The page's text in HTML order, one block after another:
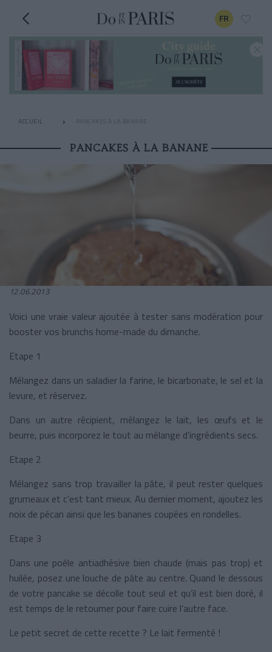
FR
ACCUEIL PANCAKES À LA BANANE
PANCAKES À LA BANANE
12.06.2013
Voici une vraie valeur ajoutée à tester sans modération pour
booster vos brunchs home-made du dimanche.
Etape 1
Mélangez dans un saladier la farine, le bicarbonate, le sel et la
levure, et réservez.
Dans un autre récipient, mélangez le lait, les œufs et le
beurre, puis incorporez le tout au mélange d’ingrédients secs.
Etape 2
Mélangez sans trop travailler la pâte, il peut rester quelques
grumeaux et c’est tant mieux. Au dernier moment, ajoutez les
noix de pécan ainsi que les bananes coupées en rondelles.
Etape 3
Dans une poêle antiadhésive bien chaude (mais pas trop) et
huilée, posez une louche de pâte au centre. Quand le dessous
de votre pancake se décolle tout seul et qu’il est bien doré, il
est temps de le retourner pour faire cuire l’autre face.
Le petit secret de cette recette ? Le lait fermenté !